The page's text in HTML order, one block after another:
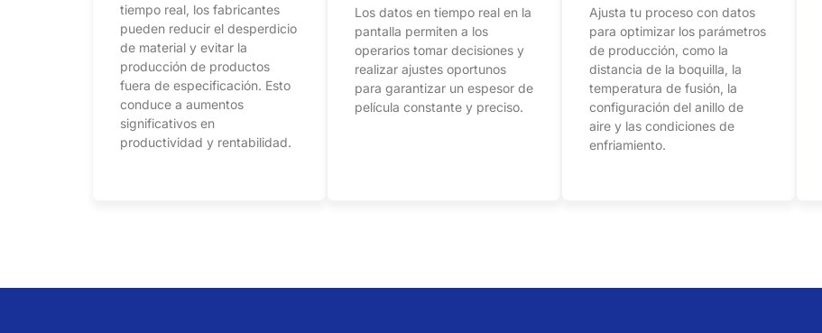
tiempo real, los fabricantes
pueden reducir el desperdicio
de material y evitar la
producción de productos
fuera de especificación. Esto
conduce a aumentos
significativos en
productividad y rentabilidad.
Los datos en tiempo real en la
pantalla permiten a los
operarios tomar decisiones y
realizar ajustes oportunos
para garantizar un espesor de
película constante y preciso.
Ajusta tu proceso con datos
para optimizar los parámetros
de producción, como la
distancia de la boquilla, la
temperatura de fusión, la
configuración del anillo de
aire y las condiciones de
enfriamiento.